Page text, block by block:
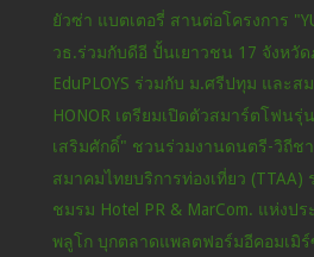
ยัวซ่า แบตเตอรี่ สานต่อโครงการ
วธ.ร่วมกับดีอี ปั้นเยาวชน 17 จังหวั
EduPLOYS ร่วมกับ ม.ศรีปทุม และส
HONOR เตรียมเปิดตัวสมาร์ตโฟนรุ่
เสริมศักดิ์" ชวนร่วมงานดนตรี-วิถีช
สมาคมไทยบริการท่องเที่ยว (TTAA)
ชมรม Hotel PR & MarCom. แห่งป
พลูโก บุกตลาดแพลตฟอร์มอีคอมเมิ